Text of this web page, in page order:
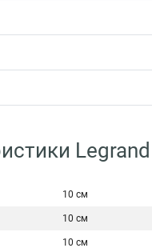
10 см
10 см
10 см